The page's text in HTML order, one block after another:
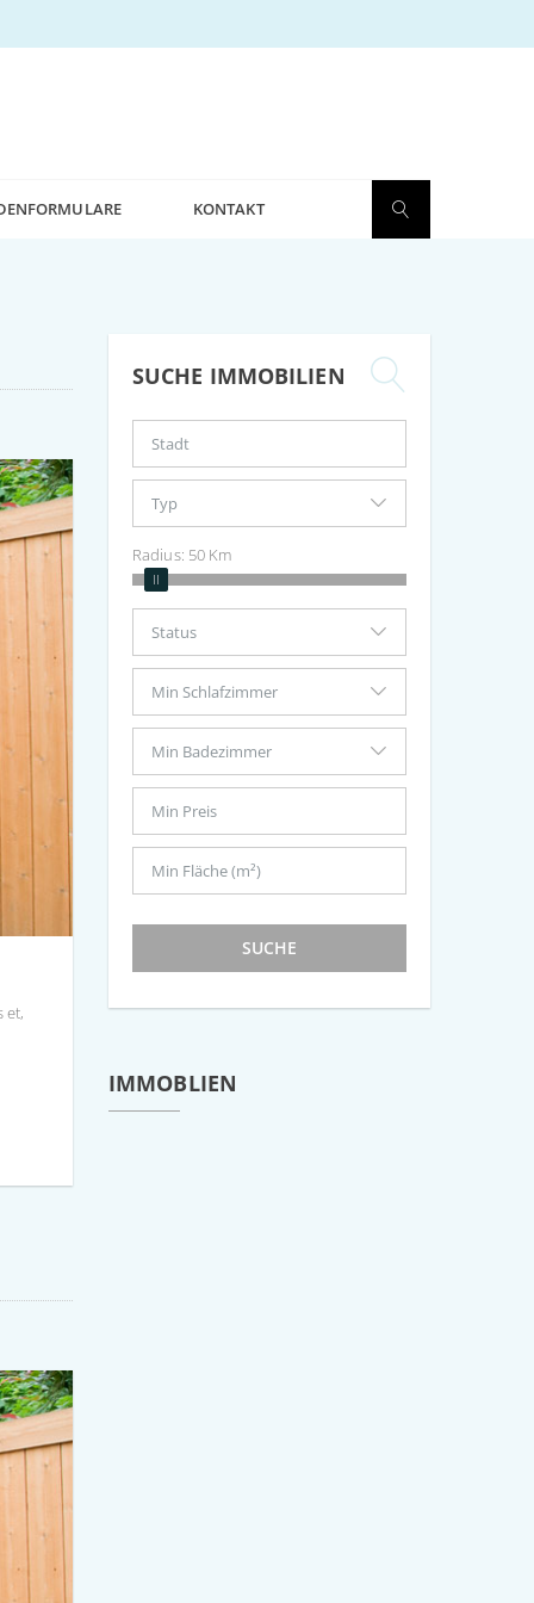
KONTAKT
et,
SUCHE IMMOBILIEN
Radius: 50 Km
SUCHE
IMMOBLIEN